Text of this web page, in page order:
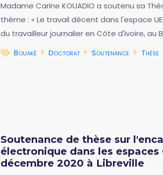
Madame Carine KOUADIO a soutenu sa
thème : « Le travail décent dans l'espace
du travailleur journalier en Côte d'Ivoire, au
Bouaké
Doctorat Soutenance Thèse
Soutenance de thèse sur
électronique dans les espaces
décembre 2020 à Libreville